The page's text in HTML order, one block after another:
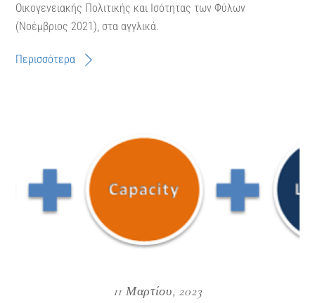
Οικογενειακής Πολιτικής και Ισότητας των Φύλων
(Νοέμβριος 2021), στα αγγλικά.
Περισσότερα
11 Μαρτίου, 2023